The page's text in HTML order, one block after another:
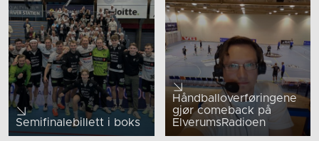
Semifinalebillett i boks
Håndballoverføringene
gjør comeback på
ElverumsRadioen